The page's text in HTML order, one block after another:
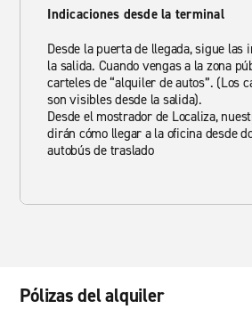
Indicaciones desde la terminal
Desde la puerta de llegada, sigue las
la salida. Cuando vengas a la zona
carteles de “alquiler de autos”. (Los
son visibles desde la salida).
Desde el mostrador de Localiza,
dirán cómo llegar a la oficina desde
autobús de traslado
Pólizas del alquiler